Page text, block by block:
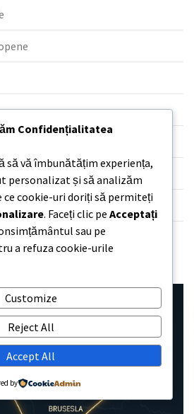
Confidențialitatea
să vă îmbunătățim experiența,
personalizat și să analizăm
cookie-uri doriți să permiteți
. Faceți clic pe Acceptați
sau pe
a refuza cookie-urile
Customize
Reject All
Accept All
by